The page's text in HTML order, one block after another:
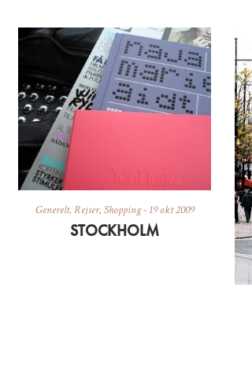
Generelt, Rejser, Shopping- 19 okt 2009
STOCKHOLM